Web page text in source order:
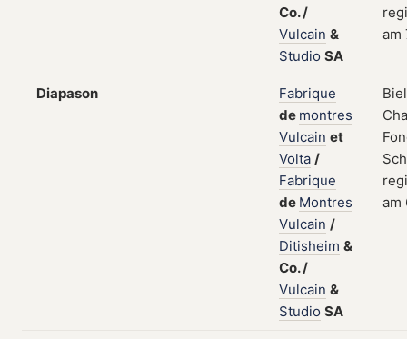
Co./
Vulcain &
Studio SA
am
Diapason
Fabrique
de montres
Vulcain et
Volta /
Fabrique
de Montres
Vulcain /
Ditisheim &
Co./
Vulcain &
Studio SA
am